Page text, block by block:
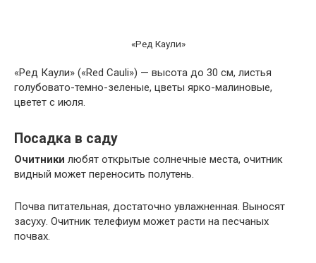
«Ред Каули»
«Ред Каули» («Red Cauli») — высота до 30 см, листья
голубовато-темно-зеленые, цветы ярко-малиновые,
цветет с июля.
Посадка в саду
Очитники любят открытые солнечные места, очитник
видный может переносить полутень.
Почва питательная, достаточно увлажненная. Выносят
засуху. Очитник телефиум может расти на песчаных
почвах.